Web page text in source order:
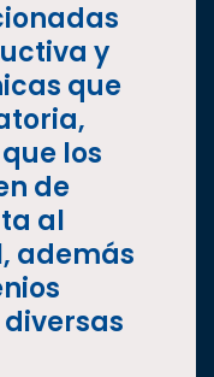
y
que
los
de
al
además